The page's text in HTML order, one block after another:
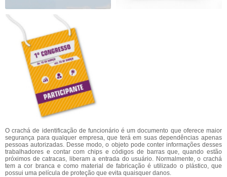
O crachá de identificação de funcionário é um documento que oferece maior
segurança para qualquer empresa, que terá em suas dependências apenas
pessoas autorizadas. Desse modo, o objeto pode conter informações desses
trabalhadores e contar com chips e códigos de barras que, quando estão
próximos de catracas, liberam a entrada do usuário. Normalmente, o crachá
tem a cor branca e como material de fabricação é utilizado o plástico, que
possui uma película de proteção que evita quaisquer danos.